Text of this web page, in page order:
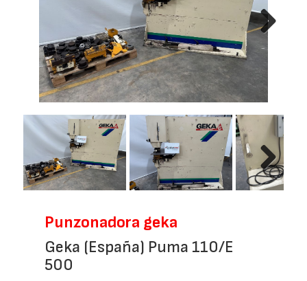
Next
Next
Punzonadora geka
Geka (España) Puma 110/E
500